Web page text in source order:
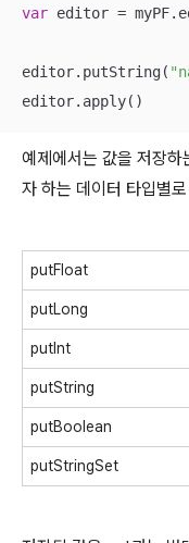
var editor =
editor.putString(
editor.apply()
예제에서는 값을 저장
자 하는 데이터 타입별
putFloat
putLong
putInt
putString
putBoolean
putStringSet